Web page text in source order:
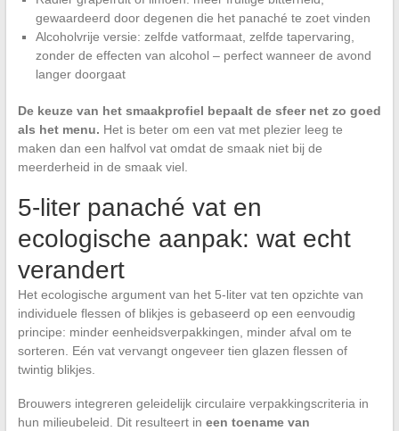
gewaardeerd door degenen die het panaché te zoet vinden
Alcoholvrije versie: zelfde vatformaat, zelfde tapervaring,
zonder de effecten van alcohol – perfect wanneer de avond
langer doorgaat
De keuze van het smaakprofiel bepaalt de sfeer net zo goed
als het menu. Het is beter om een vat met plezier leeg te
maken dan een halfvol vat omdat de smaak niet bij de
meerderheid in de smaak viel.
5-liter panaché vat en
ecologische aanpak: wat echt
verandert
Het ecologische argument van het 5-liter vat ten opzichte van
individuele flessen of blikjes is gebaseerd op een eenvoudig
principe: minder eenheidsverpakkingen, minder afval om te
sorteren. Eén vat vervangt ongeveer tien glazen flessen of
twintig blikjes.
Brouwers integreren geleidelijk circulaire verpakkingscriteria in
hun milieubeleid. Dit resulteert in een toename van